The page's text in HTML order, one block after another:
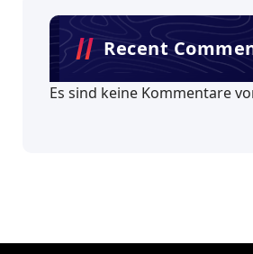
Recent
Es sind keine Kommentare